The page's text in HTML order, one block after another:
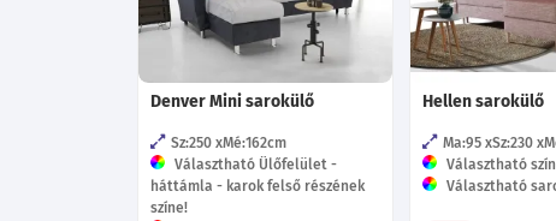
Denver Mini sarokülő
Sz:250 Mé:162cm
Választható Ülőfelület -
háttámla - karok felső részének
színe!
Hellen sarokülő
Ma:95 Sz:230
Választható
Választható